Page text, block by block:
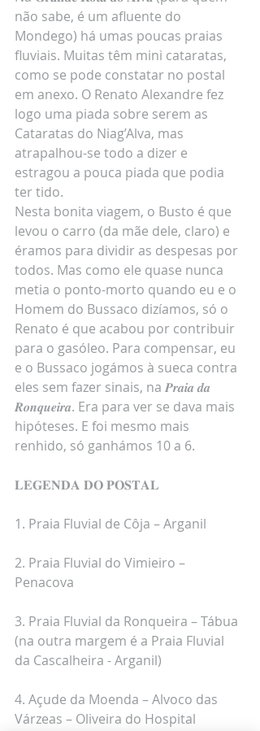
não sabe, é um afluente do
Mondego) há umas poucas praias
fluviais. Muitas têm mini cataratas,
como se pode constatar no postal
em anexo. O Renato Alexandre fez
logo uma piada sobre serem as
Cataratas do Niag’Alva, mas
atrapalhou-se todo a dizer e
estragou a pouca piada que podia
ter tido.
Nesta bonita viagem, o Busto é que
levou o carro (da mãe dele, claro) e
éramos para dividir as despesas por
todos. Mas como ele quase nunca
metia o ponto-morto quando eu e o
Homem do Bussaco dizíamos, só o
Renato é que acabou por contribuir
para o gasóleo. Para compensar, eu
e o Bussaco jogámos à sueca contra
eles sem fazer sinais, na 𝑷𝒓𝒂𝒊𝒂 𝒅𝒂
𝑹𝒐𝒏𝒒𝒖𝒆𝒊𝒓𝒂. Era para ver se dava mais
hipóteses. E foi mesmo mais
renhido, só ganhámos 10 a 6.
𝐋𝐄𝐆𝐄𝐍𝐃𝐀 𝐃𝐎 𝐏𝐎𝐒𝐓𝐀𝐋
1. Praia Fluvial de Côja – Arganil
2. Praia Fluvial do Vimieiro –
Penacova
3. Praia Fluvial da Ronqueira – Tábua
(na outra margem é a Praia Fluvial
da Cascalheira - Arganil)
4. Açude da Moenda – Alvoco das
Várzeas – Oliveira do Hospital